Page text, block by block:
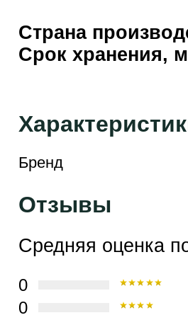
Страна
Срок хранения,
Бренд
Отзывы
Средняя оценка
0
0